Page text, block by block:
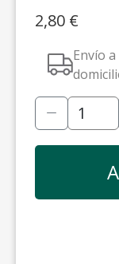
2,80 €
Envío a